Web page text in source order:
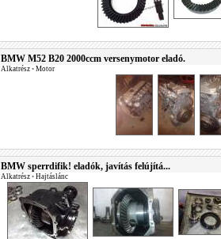
BMW M52 B20 2000ccm versenymotor eladó.
Alkatrész • Motor
BMW sperrdifik! eladók, javítás felújítá...
Alkatrész • Hajtáslánc